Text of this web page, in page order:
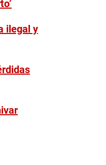
ilegal y